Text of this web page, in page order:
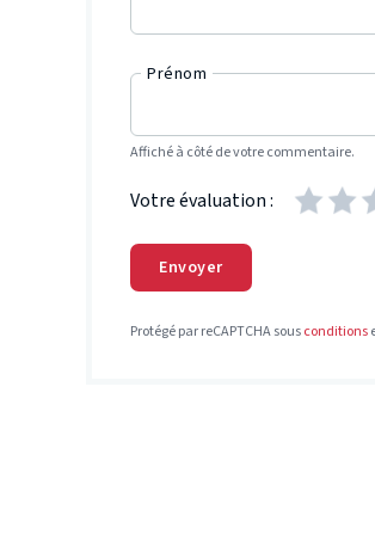
Prénom
Affiché à côté de votre commentaire.
Votre évaluation :
Envoyer
Protégé par reCAPTCHA sousconditions